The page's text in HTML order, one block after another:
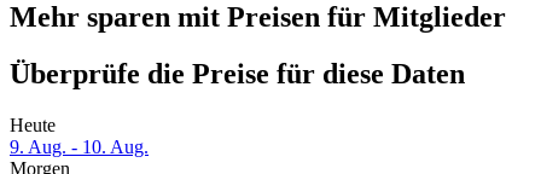
Mehr sparen mit Preisen für Mitglieder
Überprüfe die Preise für diese Daten
Heute
9. Aug. - 10. Aug.
Morgen